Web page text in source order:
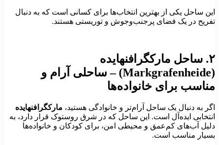
ساحل یکی از بهترین انتخاب‌ها برای کسانی است که به دنبال
در یک فضای پرجنب‌وجوش و توریستی هستند.
۲. ساحل مارکگرافنهایده
ساحلی آرام و
برای خانواده‌ها
به دنبال یک ساحل آرام‌تر و خانوادگی هستید،مارکگرافنهایده
ایده‌آل است. این ساحل که در شرق روستوک قرار دارد، به
آب‌های کم‌عمق و محیطی امن، برای کودکان و خانواده‌ها
مناسب است.